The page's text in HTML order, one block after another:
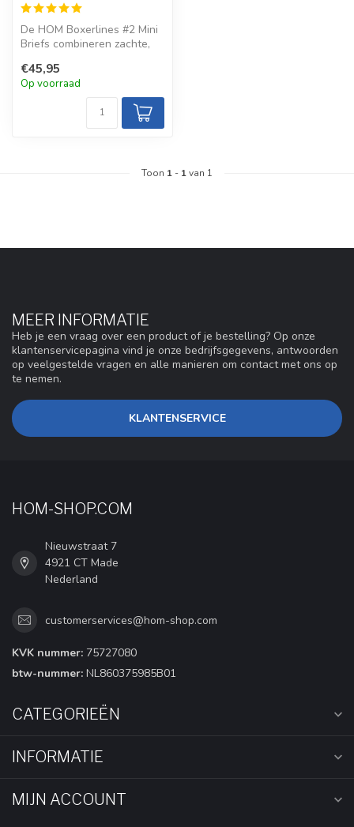
De HOM Boxerlines #2 Mini
Briefs combineren zachte,
strakk...
€45,95
Op voorraad
Toon 1 - 1van 1
MEER INFORMATIE
Heb je een vraag over een product of je bestelling? Op onze
klantenservicepagina vind je onze bedrijfsgegevens, antwoorden
op veelgestelde vragen en alle manieren om contact met ons op
te nemen.
KLANTENSERVICE
HOM-SHOP.COM
Nieuwstraat 7
4921 CT Made
Nederland
customerservices@hom-shop.com
KVK nummer: 75727080
btw-nummer: NL860375985B01
CATEGORIEËN
INFORMATIE
MIJN ACCOUNT